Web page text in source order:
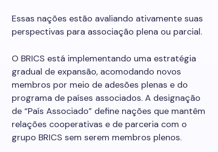
Essas nações estão avaliando ativamente suas
perspectivas para associação plena ou parcial.
O BRICS está implementando uma estratégia
gradual de expansão, acomodando novos
membros por meio de adesões plenas e do
programa de países associados. A designação
de “País Associado” define nações que mantêm
relações cooperativas e de parceria com o
grupo BRICS sem serem membros plenos.